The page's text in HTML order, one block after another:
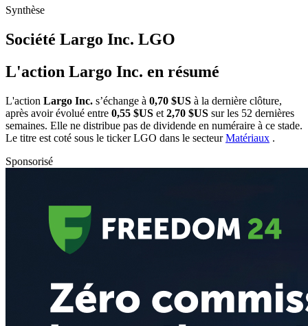
Synthèse
Société Largo Inc. LGO
L'action Largo Inc. en résumé
L'action Largo Inc. s’échange à 0,70 $US à la dernière clôture,
après avoir évolué entre 0,55 $US et 2,70 $US sur les 52 dernières
semaines. Elle ne distribue pas de dividende en numéraire à ce stade.
Le titre est coté sous le tickerLGO dans le secteurMatériaux .
Sponsorisé